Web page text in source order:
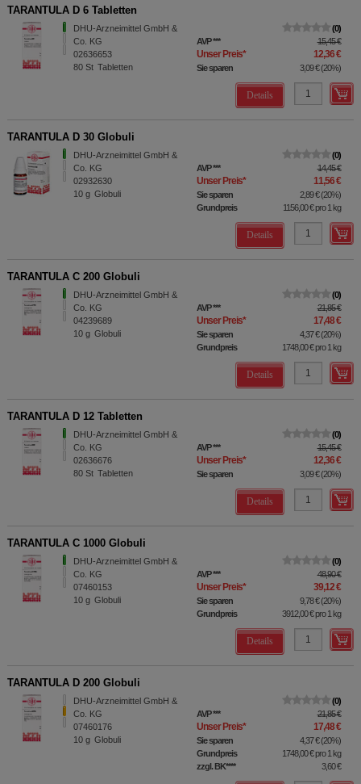
TARANTULA D 6 Tabletten
DHU-Arzneimittel GmbH &
Co. KG
02636653
80 St Tabletten
0
AVP*** 15,45 €
Unser Preis* 12,36 €
Sie sparen 3,09 €(20%)
Details
TARANTULA D 30 Globuli
DHU-Arzneimittel GmbH &
Co. KG
02932630
10 g Globuli
0
AVP*** 14,45 €
Unser Preis* 11,56 €
Sie sparen 2,89 €(20%)
Grundpreis
1156,00 €pro 1 kg
Details
TARANTULA C 200 Globuli
DHU-Arzneimittel GmbH &
Co. KG
04239689
10 g Globuli
0
AVP*** 21,85 €
Unser Preis* 17,48 €
Sie sparen 4,37 €(20%)
Grundpreis
1748,00 €pro 1 kg
Details
TARANTULA D 12 Tabletten
DHU-Arzneimittel GmbH &
Co. KG
02636676
80 St Tabletten
0
AVP*** 15,45 €
Unser Preis* 12,36 €
Sie sparen 3,09 €(20%)
Details
TARANTULA C 1000 Globuli
DHU-Arzneimittel GmbH &
Co. KG
07460153
10 g Globuli
0
AVP*** 48,90 €
Unser Preis* 39,12 €
Sie sparen 9,78 €(20%)
Grundpreis
3912,00 €pro 1 kg
Details
TARANTULA D 200 Globuli
DHU-Arzneimittel GmbH &
Co. KG
07460176
10 g Globuli
0
AVP*** 21,85 €
Unser Preis* 17,48 €
Sie sparen 4,37 €(20%)
Grundpreis
1748,00 €pro 1 kg
zzgl. BK**** 3,60 €